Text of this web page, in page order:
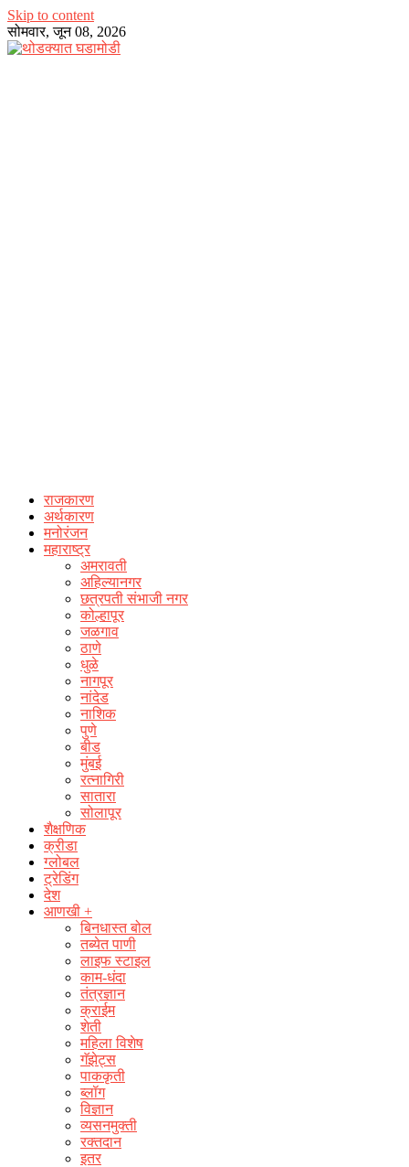
Skip to content
सोमवार, जून 08, 2026
राजकारण
अर्थकारण
मनोरंजन
महाराष्ट्र
अमरावती
अहिल्यानगर
छत्रपती संभाजी नगर
कोल्हापूर
जळगाव
ठाणे
धुळे
नागपूर
नांदेड
नाशिक
पुणे
बीड
मुंबई
रत्नागिरी
सातारा
सोलापूर
शैक्षणिक
क्रीडा
ग्लोबल
ट्रेडिंग
देश
आणखी +
बिनधास्त बोल
तब्येत पाणी
लाइफ स्टाइल
काम-धंदा
तंत्रज्ञान
क्राईम
शेती
महिला विशेष
गॅझेट्स
पाककृती
ब्लॉग
विज्ञान
व्यसनमुक्ती
रक्‍तदान
इतर